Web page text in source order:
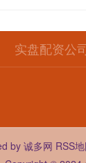
实盘配资公
by 诚多网 RSS